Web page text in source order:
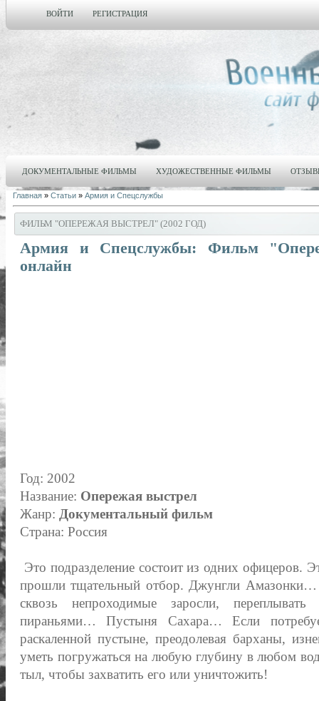
ВОЙТИ РЕГИСТРАЦИЯ
ДОКУМЕНТАЛЬНЫЕ ФИЛЬМЫ ХУДОЖЕСТВЕННЫЕ ФИЛЬМЫ
Главная » Статьи » Армия и Спецслужбы
ФИЛЬМ "ОПЕРЕЖАЯ ВЫСТРЕЛ" (2002 ГОД)
Армия и Спецслужбы: Фильм
онлайн
Год: 2002
Название: Опережая выстрел
Жанр: Документальный фильм
Страна: Россия
Это подразделение состоит из одних офицеров.
прошли тщательный отбор. Джунгли
сквозь непроходимые заросли,
пираньями… Пустыня Сахара… Если
раскаленной пустыне, преодолевая барханы,
уметь погружаться на любую глубину в любом
тыл, чтобы захватить его или уничтожить!